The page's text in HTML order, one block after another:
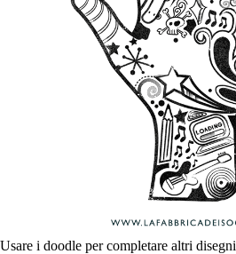
Usare i doodle per completare altri disegni